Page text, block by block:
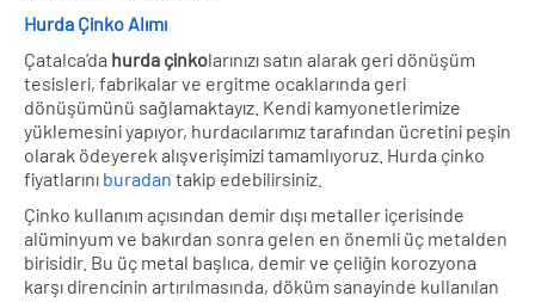
Hurda Çinko Alımı
Çatalca’da hurda çinkolarınızı satın alarak geri dönüşüm
tesisleri, fabrikalar ve ergitme ocaklarında geri
dönüşümünü sağlamaktayız. Kendi kamyonetlerimize
yüklemesini yapıyor, hurdacılarımız tarafından ücretini peşin
olarak ödeyerek alışverişimizi tamamlıyoruz. Hurda çinko
fiyatlarını buradan takip edebilirsiniz.
Çinko kullanım açısından demir dışı metaller içerisinde
alüminyum ve bakırdan sonra gelen en önemli üç metalden
birisidir. Bu üç metal başlıca, demir ve çeliğin korozyona
karşı direncinin artırılmasında, döküm sanayinde kullanılan